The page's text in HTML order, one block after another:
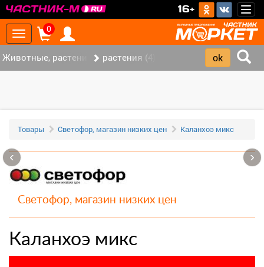
16+
Toggle
navigation
0
Животные, растения (10)растения (4)
Товары Светофор, магазин низких цен Каланхоэ микс
Светофор, магазин низких цен
Каланхоэ микс
‹ ›